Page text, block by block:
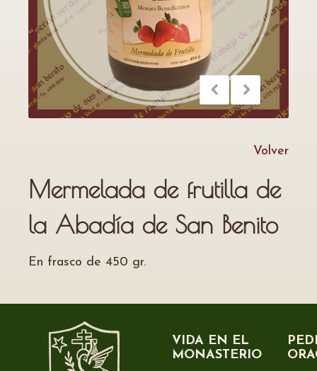
Volver
Mermelada de frutilla de
la Abadía de San Benito
En frasco de 450 gr.
VIDA EN EL
MONASTERIO